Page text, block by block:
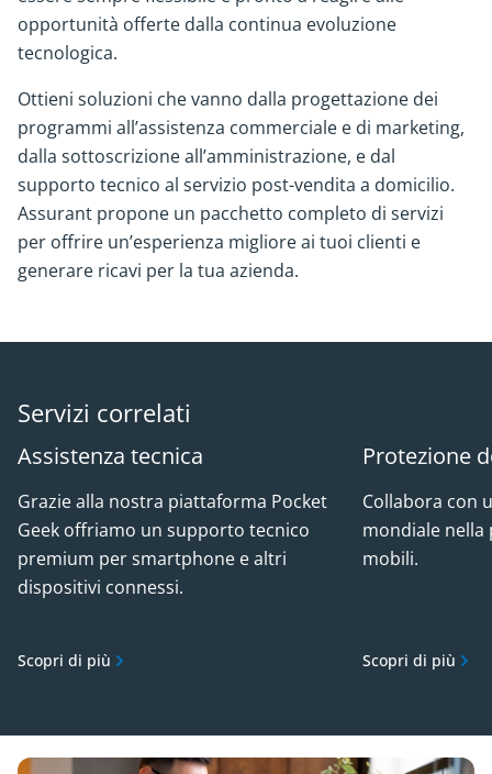
opportunità offerte dalla continua evoluzione
tecnologica.
Ottieni soluzioni che vanno dalla progettazione dei
programmi all’assistenza commerciale e di marketing,
dalla sottoscrizione all’amministrazione, e dal
supporto tecnico al servizio post-vendita a domicilio.
Assurant propone un pacchetto completo di servizi
per offrire un’esperienza migliore ai tuoi clienti e
generare ricavi per la tua azienda.
Servizi correlati
Assistenza tecnica
Grazie alla nostra piattaforma Pocket
Geek offriamo un supporto tecnico
premium per smartphone e altri
dispositivi connessi.
Scopri di più
Protezione
Collabora con
mondiale
mobili.
Scopri di più